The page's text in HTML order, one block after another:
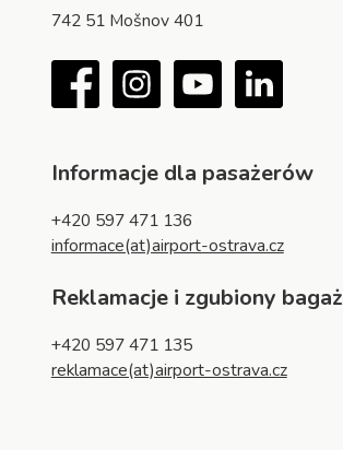
742 51 Mošnov 401
FacebookInstagramYouTubeLinkedIn
Informacje dla pasażerów
+420 597 471 136
informace(at)airport-ostrava.cz
Reklamacje i zgubiony bagaż
+420 597 471 135
reklamace(at)airport-ostrava.cz